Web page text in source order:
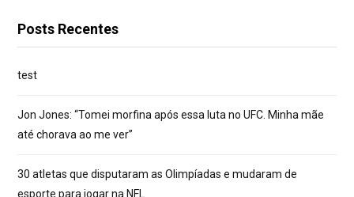
Posts Recentes
test
Jon Jones: “Tomei morfina após essa luta no UFC. Minha mãe
até chorava ao me ver”
30 atletas que disputaram as Olimpíadas e mudaram de
esporte para jogar na NFL